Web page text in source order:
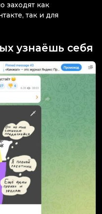
заходят как
так и для
узнаёшь себя